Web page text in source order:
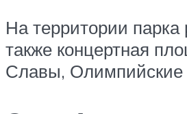
На территории
также концертная
Славы, Олимпийские